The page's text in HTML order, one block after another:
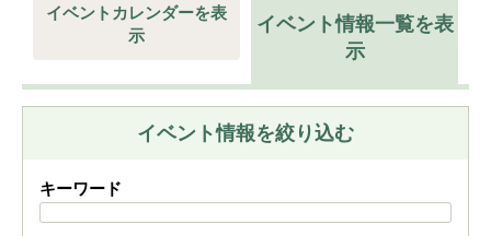
イベントカレンダーを表
示
イベント情報一覧を表
示
イベント情報を絞り込む
キーワード